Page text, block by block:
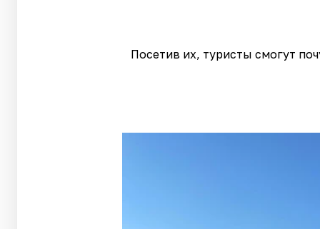
Посетив их, туристы смогут